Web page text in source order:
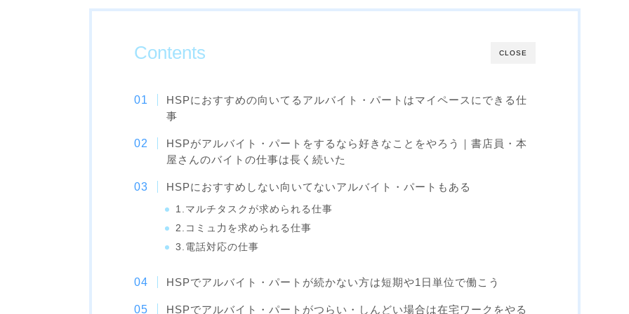
CLOSE
Contents
HSPにおすすめの向いてるアルバイト・パートはマイペースにできる仕
事
HSPがアルバイト・パートをするなら好きなことをやろう｜書店員・本
屋さんのバイトの仕事は長く続いた
HSPにおすすめしない向いてないアルバイト・パートもある
1.マルチタスクが求められる仕事
2.コミュ力を求められる仕事
3.電話対応の仕事
HSPでアルバイト・パートが続かない方は短期や1日単位で働こう
HSPでアルバイト・パートがつらい・しんどい場合は在宅ワークをやる